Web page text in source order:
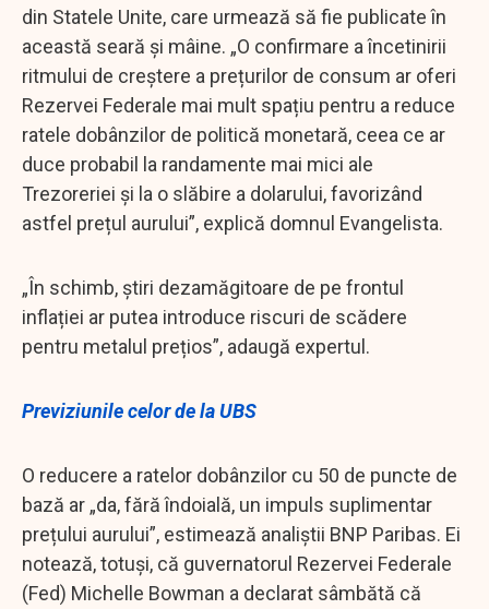
din Statele Unite, care urmează să fie publicate în
această seară și mâine. „O confirmare a încetinirii
ritmului de creștere a prețurilor de consum ar oferi
Rezervei Federale mai mult spațiu pentru a reduce
ratele dobânzilor de politică monetară, ceea ce ar
duce probabil la randamente mai mici ale
Trezoreriei și la o slăbire a dolarului, favorizând
astfel prețul aurului”, explică domnul Evangelista.
„În schimb, știri dezamăgitoare de pe frontul
inflației ar putea introduce riscuri de scădere
pentru metalul prețios”, adaugă expertul.
Previziunile celor de la UBS
O reducere a ratelor dobânzilor cu 50 de puncte de
bază ar „da, fără îndoială, un impuls suplimentar
prețului aurului”, estimează analiştii BNP Paribas. Ei
notează, totuși, că guvernatorul Rezervei Federale
(Fed) Michelle Bowman a declarat sâmbătă că